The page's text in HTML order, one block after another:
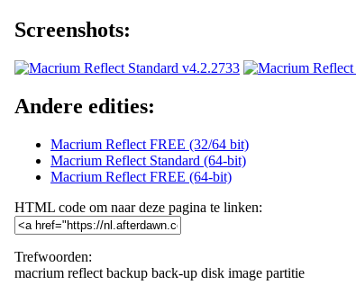
Screenshots:
Andere edities:
Macrium Reflect FREE (32/64 bit)
Macrium Reflect Standard (64-bit)
Macrium Reflect FREE (64-bit)
HTML code om naar deze pagina te linken:
Trefwoorden:
macrium reflect backup back-up disk image partitie